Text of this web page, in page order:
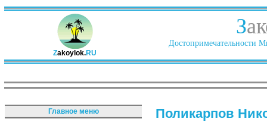
Zakoylok.RU
З
Достопримечательности
Главное меню Поликарпов